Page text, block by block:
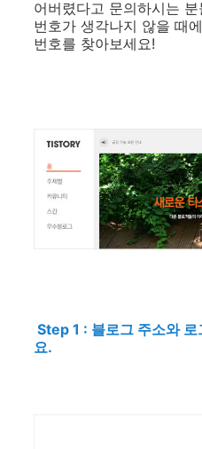
어버렸다고 문의하시는
번호가 생각나지 않을 때
번호를 찾아보세요!
Step 1 : 블로그 주소와
요.